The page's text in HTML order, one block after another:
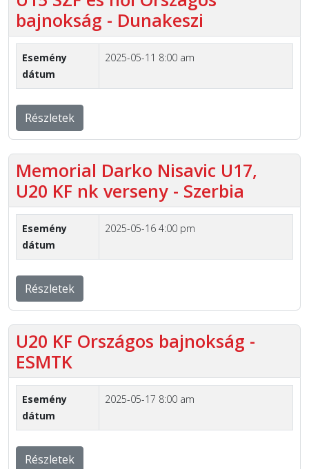
bajnokság - Dunakeszi
Esemény
dátum
2025-05-11 8:00 am
Részletek
Memorial Darko Nisavic U17,
U20 KF nk verseny - Szerbia
Esemény
dátum
2025-05-16 4:00 pm
Részletek
U20 KF Országos bajnokság -
ESMTK
Esemény
dátum
2025-05-17 8:00 am
Részletek